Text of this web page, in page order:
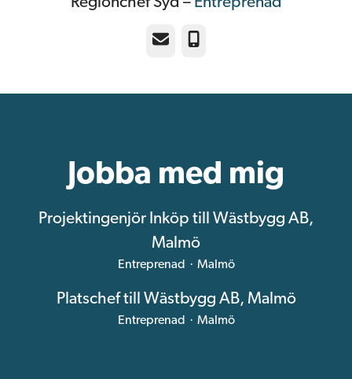
E-post
Jobba med mig
Projektingenjör Inköp till Wästbygg AB,
Malmö
Entreprenad · Malmö
Platschef till Wästbygg AB, Malmö
Entreprenad · Malmö